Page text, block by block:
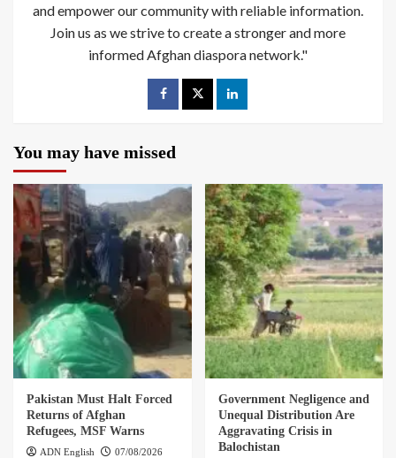
and empower our community with reliable information.
Join us as we strive to create a stronger and more
informed Afghan diaspora network."
You may have missed
Pakistan Must Halt Forced
Returns of Afghan
Refugees, MSF Warns
ADN English
07/08/2026
Government Negligence and
Unequal Distribution Are
Aggravating Crisis in
Balochistan